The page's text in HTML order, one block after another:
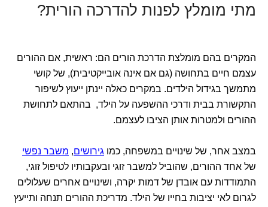
מתי מומלץ לפנות להדרכה הורית?
המקרים בהם מומלצת הדרכת הורים הם: ראשית, אם ההורים
עצמם חיים בתחושה (גם אם אינה אובייקטיבית), של קושי
מתמשך בגידול הילדים. במקרים כאלה יינתן ייעוץ לשיפור
התקשורת בבית ודרכי ההשפעה על הילד, בהתאם לתחושת
ההורים ולמטרות אותן הציבו לעצמם.
במצב אחר, של שינויים במשפחה, כמו גירושים, משבר נפשי
של אחד ההורים, שהוביל למשבר זוגי ובעקבותיו לטיפול זוגי,
התמודדות עם אובדן של דמות יקרה, ושינויים אחרים שעלולים
לגרום לאי יציבות בחייו של הילד. מדריכת ההורים תנחה ותייעץ